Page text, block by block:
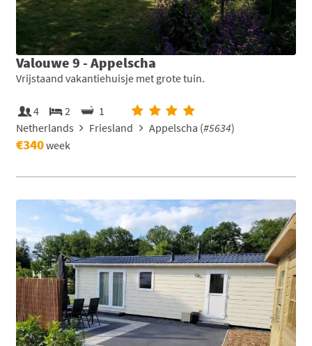
Valouwe 9 - Appelscha
Vrijstaand vakantiehuisje met grote tuin.
4 2
1
Netherlands
Friesland Appelscha (#5634)
€340week